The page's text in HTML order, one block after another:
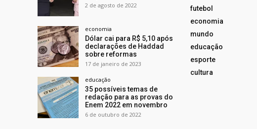
2 de agosto de 2022
economia
Dólar cai para R$ 5,10 após
declarações de Haddad
sobre reformas
17 de janeiro de 2023
educação
35 possíveis temas de
redação para as provas do
Enem 2022 em novembro
6 de outubro de 2022
futebol
economia
mundo
educação
esporte
cultura